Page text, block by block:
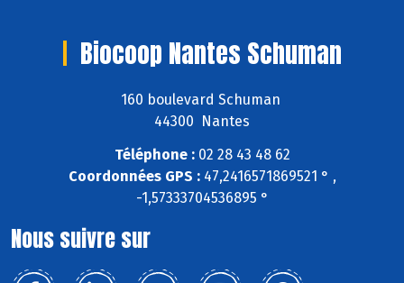
Biocoop Nantes Schuman
160 boulevard Schuman
44300 Nantes
Téléphone :02 28 43 48 62
Coordonnées GPS :47,2416571869521 ° ,
-1,57333704536895 °
Nous suivre sur